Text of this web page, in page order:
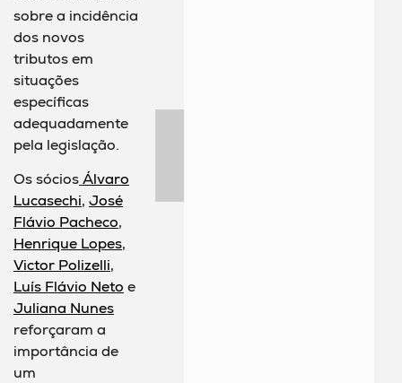
sobre a incidência
dos novos
tributos em
situações
específicas
adequadamente
pela legislação.
Os sóciosÁlvaro
Lucasechi, José
Flávio Pacheco,
Henrique Lopes,
Victor Polizelli,
Luís Flávio Neto e
Juliana Nunes
reforçaram a
importância de
um